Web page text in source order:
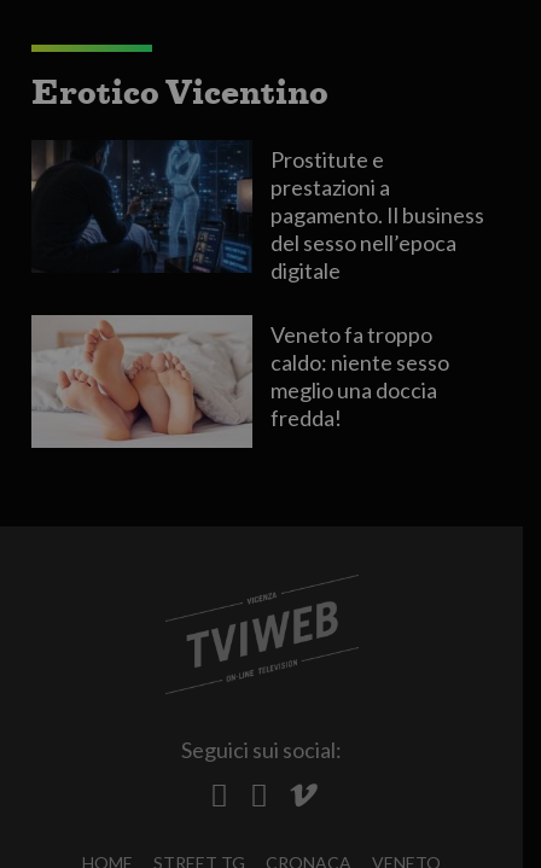
Erotico Vicentino
Prostitute e
prestazioni a
pagamento. Il business
del sesso nell’epoca
digitale
Veneto fa troppo
caldo: niente sesso
meglio una doccia
fredda!
Seguici sui social:
HOME STREET TG CRONACA VENETO